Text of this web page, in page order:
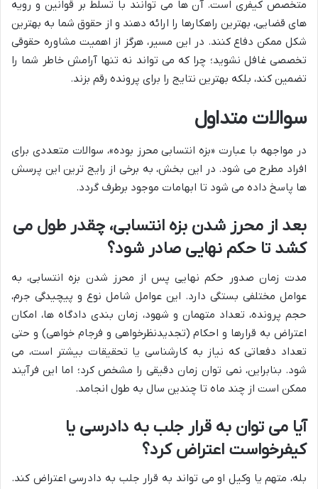
متخصص کیفری است. آن ها می توانند با تسلط بر قوانین و رویه
های قضایی، بهترین راهکارها را ارائه دهند و از حقوق شما به بهترین
شکل ممکن دفاع کنند. در این مسیر، هرگز از اهمیت مشاوره حقوقی
تخصصی غافل نشوید؛ چرا که می تواند نه تنها آرامش خاطر شما را
تضمین کند، بلکه بهترین نتایج را برای پرونده رقم بزند.
سوالات متداول
در مواجهه با عبارت «بزه انتسابی محرز بوده»، سوالات متعددی برای
افراد مطرح می شود. در این بخش، به برخی از رایج ترین این پرسش
ها پاسخ داده می شود تا ابهامات موجود برطرف گردد.
بعد از محرز شدن بزه انتسابی، چقدر طول می
کشد تا حکم نهایی صادر شود؟
مدت زمان صدور حکم نهایی پس از محرز شدن بزه انتسابی، به
عوامل مختلفی بستگی دارد. این عوامل شامل نوع و پیچیدگی جرم،
حجم پرونده، تعداد متهمان و شهود، زمان بندی دادگاه ها، امکان
اعتراض به قرارها و احکام (تجدیدنظرخواهی و فرجام خواهی) و حتی
تعداد دفعاتی که نیاز به کارشناسی یا تحقیقات بیشتر است، می
شود. بنابراین، نمی توان زمان دقیقی را مشخص کرد؛ اما این فرآیند
ممکن است از چند ماه تا چندین سال به طول انجامد.
آیا می توان به قرار جلب به دادرسی یا
کیفرخواست اعتراض کرد؟
بله، متهم یا وکیل او می تواند به قرار جلب به دادرسی اعتراض کند.